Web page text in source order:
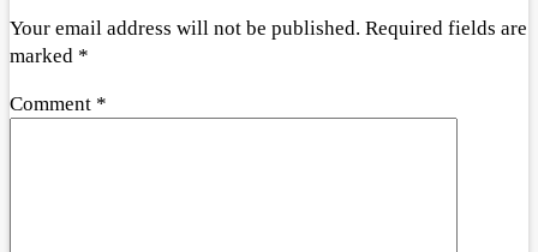
Your email address will not be published. Required fields are
marked *
Comment *